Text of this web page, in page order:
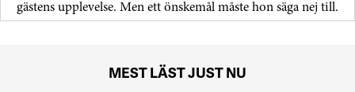
gästens upp­levelse. Men ett önskemål måste hon säga nej till.
MEST LÄST JUST NU